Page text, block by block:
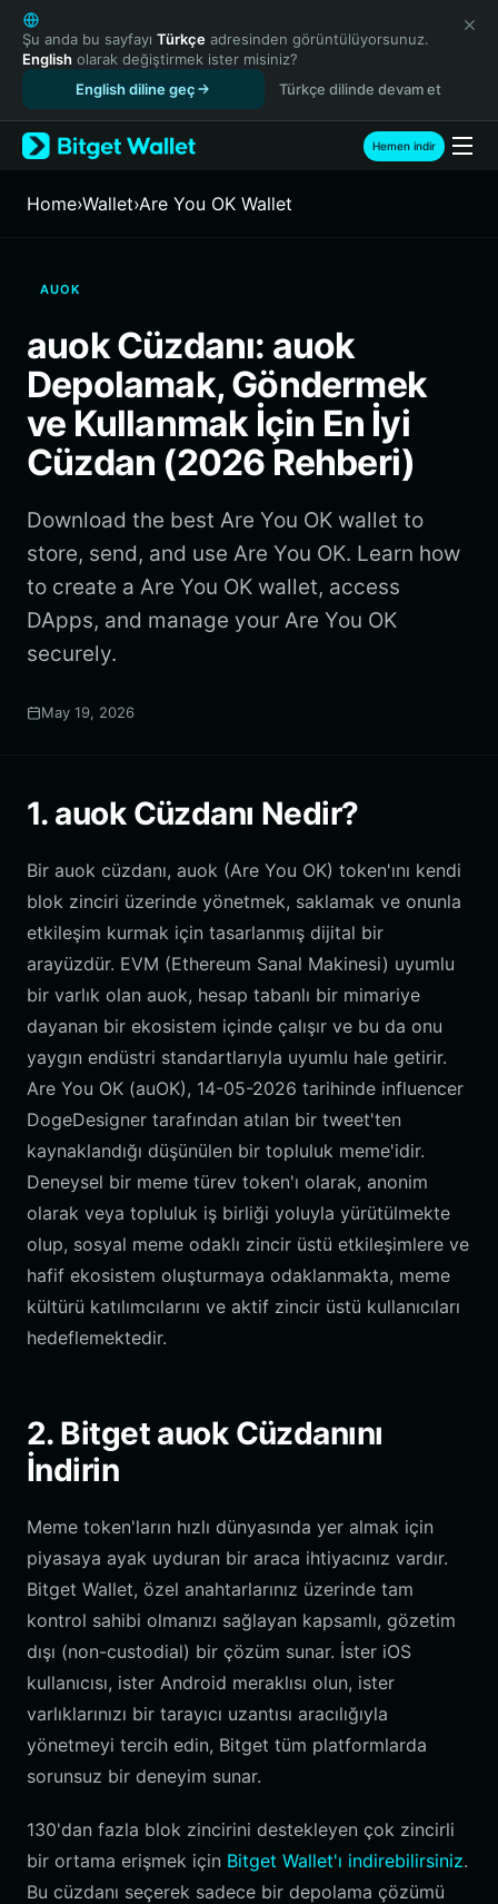
English
日本語
Tiếng Việt
Español (Latinoamérica)
Türkçe
Français
繁體中文
Bahasa Indonesia
ภาษาไทย
Español
Português (Brasil)
Şu anda bu sayfayı Türkçe adresinden görüntülüyorsunuz.
English olarak değiştirmek ister misiniz?
English diline geç
Türkçe dilinde devam et
Hemen indir
Home›Wallet›Are You OK Wallet
AUOK
auok Cüzdanı: auok
Depolamak, Göndermek
ve Kullanmak İçin En İyi
Cüzdan (2026 Rehberi)
Download the best Are You OK wallet to
store, send, and use Are You OK. Learn how
to create a Are You OK wallet, access
DApps, and manage your Are You OK
securely.
May 19, 2026
1. auok Cüzdanı Nedir?
Bir auok cüzdanı, auok (Are You OK) token'ını kendi
blok zinciri üzerinde yönetmek, saklamak ve onunla
etkileşim kurmak için tasarlanmış dijital bir
arayüzdür. EVM (Ethereum Sanal Makinesi) uyumlu
bir varlık olan auok, hesap tabanlı bir mimariye
dayanan bir ekosistem içinde çalışır ve bu da onu
yaygın endüstri standartlarıyla uyumlu hale getirir.
Are You OK (auOK), 14-05-2026 tarihinde influencer
DogeDesigner tarafından atılan bir tweet'ten
kaynaklandığı düşünülen bir topluluk meme'idir.
Deneysel bir meme türev token'ı olarak, anonim
olarak veya topluluk iş birliği yoluyla yürütülmekte
olup, sosyal meme odaklı zincir üstü etkileşimlere ve
hafif ekosistem oluşturmaya odaklanmakta, meme
kültürü katılımcılarını ve aktif zincir üstü kullanıcıları
hedeflemektedir.
2. Bitget auok Cüzdanını
İndirin
Meme token'ların hızlı dünyasında yer almak için
piyasaya ayak uyduran bir araca ihtiyacınız vardır.
Bitget Wallet, özel anahtarlarınız üzerinde tam
kontrol sahibi olmanızı sağlayan kapsamlı, gözetim
dışı (non-custodial) bir çözüm sunar. İster iOS
kullanıcısı, ister Android meraklısı olun, ister
varlıklarınızı bir tarayıcı uzantısı aracılığıyla
yönetmeyi tercih edin, Bitget tüm platformlarda
sorunsuz bir deneyim sunar.
130'dan fazla blok zincirini destekleyen çok zincirli
bir ortama erişmek için Bitget Wallet'ı indirebilirsiniz.
Bu cüzdanı seçerek sadece bir depolama çözümü